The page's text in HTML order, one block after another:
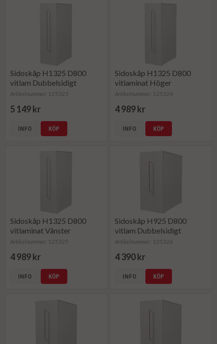
Sidoskåp H1325 D800
vitlam Dubbelsidigt
Artikelnummer: 125323
5 149 kr
INFO KÖP
Sidoskåp H1325 D800
vitlaminat Höger
Artikelnummer: 125324
4 989 kr
INFO KÖP
Sidoskåp H1325 D800
vitlaminat Vänster
Artikelnummer: 125325
4 989 kr
INFO KÖP
Sidoskåp H925 D800
vitlam Dubbelsidigt
Artikelnummer: 125326
4 390 kr
INFO KÖP